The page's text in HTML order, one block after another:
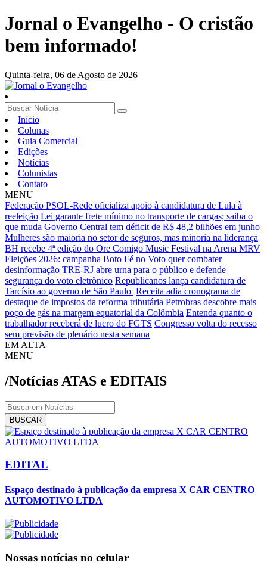
Jornal o Evangelho - O cristão
bem informado!
Quinta-feira, 06 de Agosto de 2026
Início
Colunas
Guia Comercial
Edições
Notícias
Colunistas
Contato
MENU
Federação PSOL-Rede oficializa apoio à candidatura de Lula à
reeleição Lei garante frete mínimo no transporte de cargas; saiba o
que muda Governo Central tem déficit de R$ 48,2 bilhões em junho
Mulheres são maioria no setor de seguros, mas minoria na liderança
BH recebe 4ª edição do Ore Comigo Music Festival na Arena MRV
Eleições 2026: campanha Boto Fé no Voto quer combater
desinformação TRE-RJ abre urna para o público e defende
segurança do voto eletrônico Republicanos lança candidatura de
Tarcísio ao governo de São Paulo Receita adia cronograma de
destaque de impostos da reforma tributária Petrobras descobre mais
poço de gás na margem equatorial da Colômbia Entenda quanto o
trabalhador receberá de lucro do FGTS Congresso volta do recesso
sem previsão de plenário nesta semana
EM ALTA
MENU
/Notícias ATAS e EDITAIS
BUSCAR
EDITAL
Espaço destinado à publicação da empresa X CAR CENTRO
AUTOMOTIVO LTDA
Nossas notícias no celular